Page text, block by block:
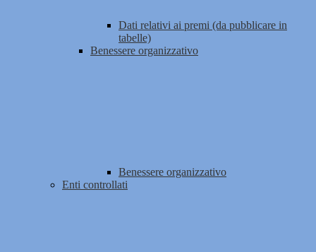
Dati relativi ai premi (da pubblicare in
tabelle)
Benessere organizzativo
Benessere organizzativo
Enti controllati